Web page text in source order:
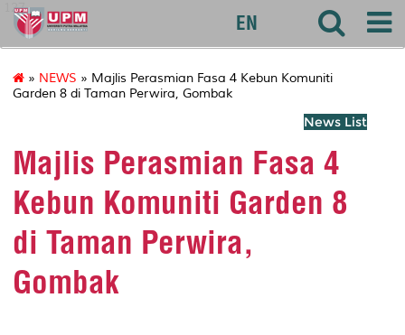
127
EN
» NEWS » Majlis Perasmian Fasa 4 Kebun Komuniti
Garden 8 di Taman Perwira, Gombak
News List
Majlis Perasmian Fasa 4
Kebun Komuniti Garden 8
di Taman Perwira,
Gombak